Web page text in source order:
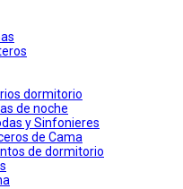
dormitorio
de noche
y Sinfonieres
de Cama
de dormitorio